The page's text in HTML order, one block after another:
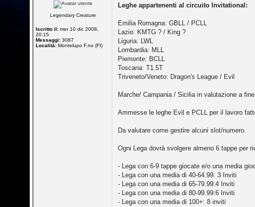
Legendary Creature
Iscritto il: mer 10 dic 2008,
20:15
Messaggi: 3087
Località: Montelupo F.no (FI)
Leghe appartenenti al circuito Invitational:
Emilia Romagna: GBLL / PCLL
Lazio: KMTG ? / King ?
Liguria: LWL
Lombardia: MLL
Piemonte: BCLL
Toscana: T1.5T
Triveneto/Veneto: Dragon's League / Evil
Marche/ Campania / Sicilia in valutazione a
Ammesse le leghe Evil e PCLL per il lavoro
Da valutare come gestire alcuni slot/numero.
Ogni Lega dovrà svolgere almeno 6 tappe per
- Lega con 6-9 tappe giocate e/o una media
- Lega con una media di 40-64.99: 3 Inviti
- Lega con una media di 65-79.99:4 Inviti
- Lega con una media di 80-99.99:6 Inviti
- Lega con una media di 100+: 8 inviti